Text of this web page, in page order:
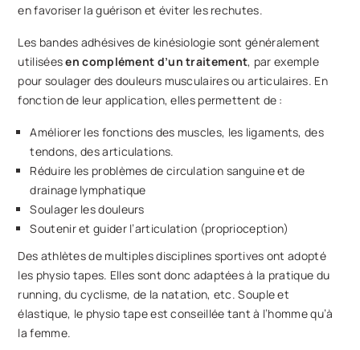
en favoriser la guérison et éviter les rechutes.
Les bandes adhésives de kinésiologie sont généralement
utiliséesen complément d’un traitement, par exemple
pour soulager des douleurs musculaires ou articulaires. En
fonction de leur application, elles permettent de :
Améliorer les fonctions des muscles, les ligaments, des
tendons, des articulations.
Réduire les problèmes de circulation sanguine et de
drainage lymphatique
Soulager les douleurs
Soutenir et guider l’articulation (proprioception)
Des athlètes de multiples disciplines sportives ont adopté
les physio tapes. Elles sont donc adaptées à la pratique du
running, du cyclisme, de la natation, etc. Souple et
élastique, le physio tape est conseillée tant à l’homme qu’à
la femme.